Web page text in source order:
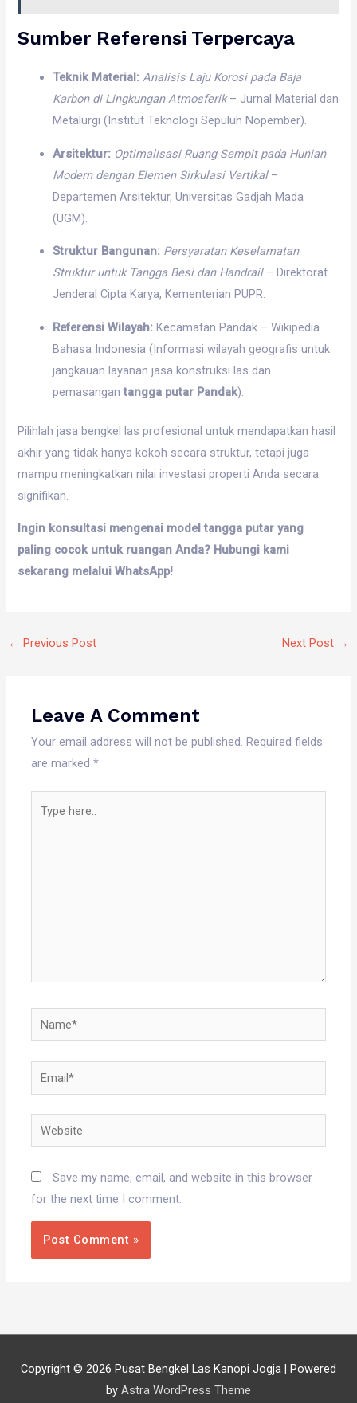
Sumber Referensi Terpercaya
Teknik Material: Analisis Laju Korosi pada Baja
Karbon di Lingkungan Atmosferik– Jurnal Material dan
Metalurgi (Institut Teknologi Sepuluh Nopember).
Arsitektur: Optimalisasi Ruang Sempit pada Hunian
Modern dengan Elemen Sirkulasi Vertikal–
Departemen Arsitektur, Universitas Gadjah Mada
(UGM).
Struktur Bangunan: Persyaratan Keselamatan
Struktur untuk Tangga Besi dan Handrail– Direktorat
Jenderal Cipta Karya, Kementerian PUPR.
Referensi Wilayah: Kecamatan Pandak – Wikipedia
Bahasa Indonesia (Informasi wilayah geografis untuk
jangkauan layanan jasa konstruksi las dan
pemasangantangga putar Pandak).
Pilihlah jasa bengkel las profesional untuk mendapatkan hasil
akhir yang tidak hanya kokoh secara struktur, tetapi juga
mampu meningkatkan nilai investasi properti Anda secara
signifikan.
Ingin konsultasi mengenai model tangga putar yang
paling cocok untuk ruangan Anda? Hubungi kami
sekarang melalui WhatsApp!
← Previous Post Next Post →
Leave A Comment
Your email address will not be published. Required fields
are marked*
Name*
Email*
Website
Save my name, email, and website in this browser
for the next time I comment.
Copyright © 2026 Pusat Bengkel Las Kanopi Jogja | Powered
by Astra WordPress Theme